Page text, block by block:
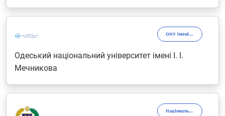
ОНУ імені І.І. Мечникова
Одеський національний університет імені І. І.
Мечникова
Національний університет імені Юрія Кондратюка